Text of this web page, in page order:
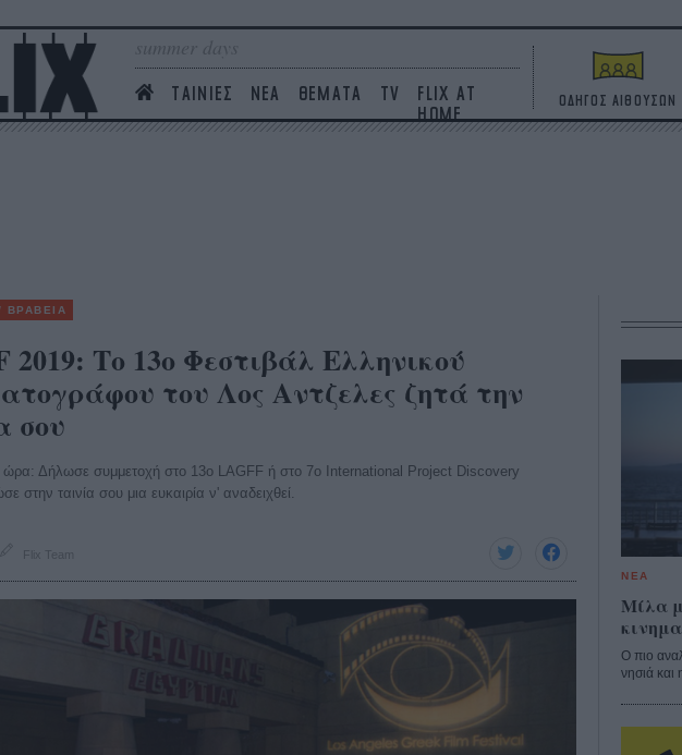
summer days
ΤΑΙΝΙΕΣ ΝΕΑ ΘΕΜΑΤΑ TV
FLIX AT
HOME
ΟΔΗΓΟΣ ΑΙΘΟΥΣΩΝ
ΒΡΑΒΕΙΑ
2019: Το 13ο Φεστιβάλ Ελληνικού
του Λος Αντζελες ζητά την
σου
ώρα: Δήλωσε συμμετοχή στο 13ο LAGFF ή στο 7ο International Project Discovery
στην ταινία σου μια ευκαιρία ν' αναδειχθεί.
Flix Team
ΝΕΑ
Μίλα
Ο πιο
νησιά και